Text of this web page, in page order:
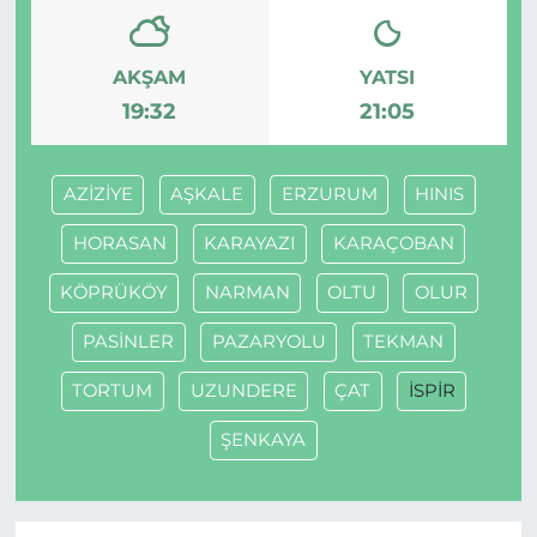
AKŞAM
19:32
YATSI
21:05
AZİZİYE AŞKALE ERZURUM HINIS
HORASAN KARAYAZI KARAÇOBAN
KÖPRÜKÖY NARMAN OLTU OLUR
PASİNLER PAZARYOLU TEKMAN
TORTUM UZUNDERE ÇAT İSPİR
ŞENKAYA